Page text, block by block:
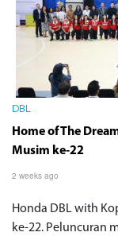
DBL
Home of The
Musim ke-22
2 weeks ago
Honda DBL with
ke-22. Peluncuran